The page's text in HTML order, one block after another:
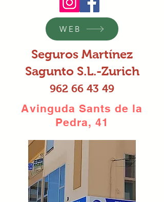
WEB
Seguros Martínez
Sagunto S.L.-Zurich
962 66 43 49
Avinguda Sants de la
Pedra, 41